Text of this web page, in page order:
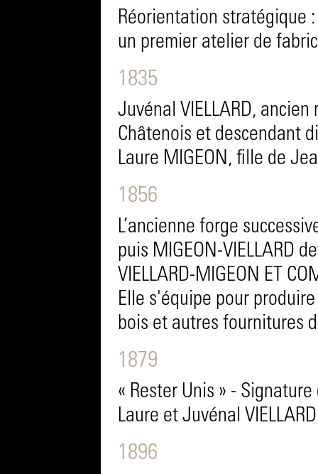
Réorientation stratégique
un premier atelier de
1835
Juvénal VIELLARD,
Châtenois et descendant
Laure MIGEON, fille de
1856
L’ancienne forge
puis MIGEON-VIELLARD
VIELLARD-MIGEON ET
Elle s'équipe pour
bois et autres fournitures
1879
« Rester Unis » -
Laure et Juvénal
1896